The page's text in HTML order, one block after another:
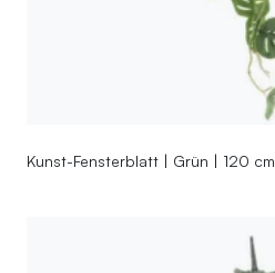
Kunst-Fensterblatt | Grün | 120 cm